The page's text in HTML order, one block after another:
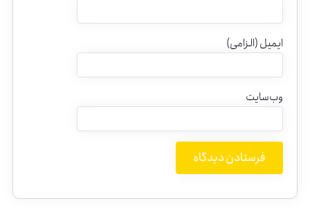
ایمیل (الزامی)
وب‌سایت